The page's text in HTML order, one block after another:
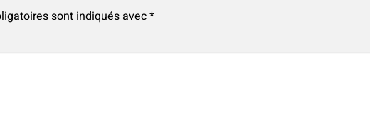
sont indiqués avec*